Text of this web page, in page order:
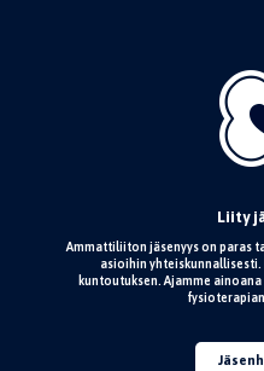
Liity
Ammattiliiton jäsenyys on paras
asioihin
kuntoutuksen. Ajamme